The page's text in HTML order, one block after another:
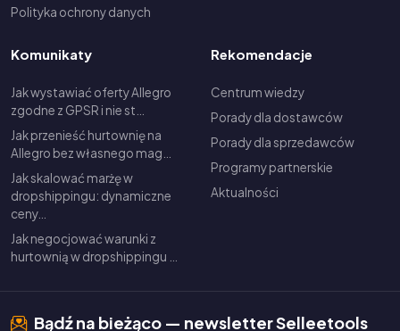
Polityka ochrony danych
Komunikaty
Jak wystawiać oferty Allegro
zgodne z GPSR i nie st…
Jak przenieść hurtownię na
Allegro bez własnego mag…
Jak skalować marżę w
dropshippingu: dynamiczne
ceny…
Jak negocjować warunki z
hurtownią w dropshippingu …
Rekomendacje
Centrum wiedzy
Porady dla dostawców
Porady dla sprzedawców
Programy partnerskie
Aktualności
Bądź na bieżąco — newsletter Selleetools